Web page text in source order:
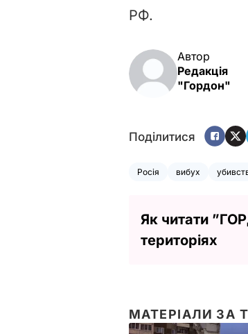
РФ.
Автор
Редакція
"Гордон"
Поділитися
Росія вибух
Як читати
територіях
МАТЕРІАЛИ ЗА